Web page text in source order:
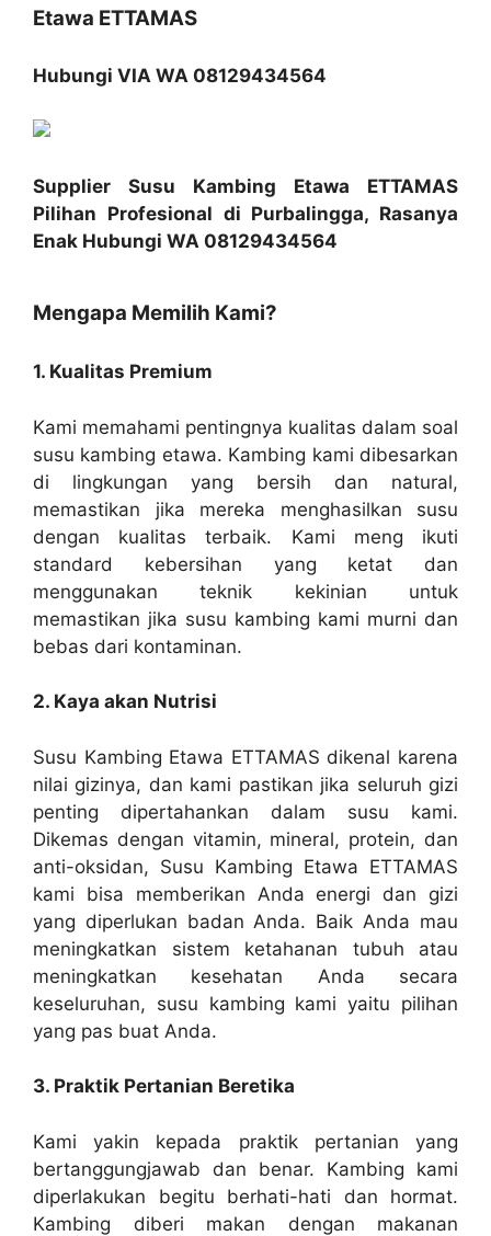
Etawa ETTAMAS
Hubungi VIA WA 08129434564
Supplier Susu Kambing Etawa ETTAMAS
Pilihan Profesional di Purbalingga, Rasanya
Enak Hubungi WA 08129434564
Mengapa Memilih Kami?
1. Kualitas Premium
Kami memahami pentingnya kualitas dalam soal
susu kambing etawa. Kambing kami dibesarkan
di lingkungan yang bersih dan natural,
memastikan jika mereka menghasilkan susu
dengan kualitas terbaik. Kami meng ikuti
standard kebersihan yang ketat dan
menggunakan teknik kekinian untuk
memastikan jika susu kambing kami murni dan
bebas dari kontaminan.
2. Kaya akan Nutrisi
Susu Kambing Etawa ETTAMAS dikenal karena
nilai gizinya, dan kami pastikan jika seluruh gizi
penting dipertahankan dalam susu kami.
Dikemas dengan vitamin, mineral, protein, dan
anti-oksidan, Susu Kambing Etawa ETTAMAS
kami bisa memberikan Anda energi dan gizi
yang diperlukan badan Anda. Baik Anda mau
meningkatkan sistem ketahanan tubuh atau
meningkatkan kesehatan Anda secara
keseluruhan, susu kambing kami yaitu pilihan
yang pas buat Anda.
3. Praktik Pertanian Beretika
Kami yakin kepada praktik pertanian yang
bertanggungjawab dan benar. Kambing kami
diperlakukan begitu berhati-hati dan hormat.
Kambing diberi makan dengan makanan